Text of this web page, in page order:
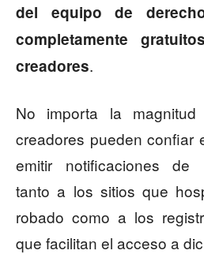
del equipo de
completamente
creadores.
No importa la
creadores pueden confiar
emitir notificaciones de
tanto a los sitios que
robado como a los
que facilitan el acceso a